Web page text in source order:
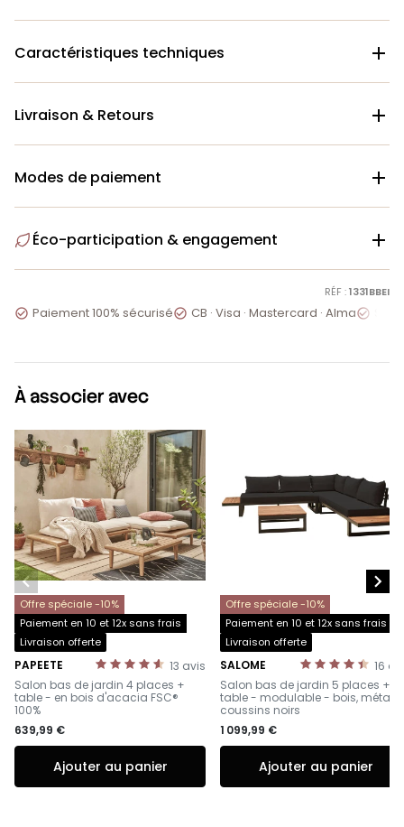
Caractéristiques techniques 
Livraison & Retours 
Modes de paiement 
Éco-participation & engagement 
RÉF :1331BBEI
 Paiement 100% sécurisé CB · Visa · Mastercard · Alma
À associer avec
Offre spéciale -10%
Paiement en 10 et 12x sans frais
Livraison offerte
13 avis
PAPEETE
-
Salon bas de jardin 4 places +
table - en bois d'acacia FSC®
100%
639,99 €
Ajouter au panier
Offre spéciale -10%
Paiement en 10 et 12x sans frais
Livraison offerte
16
SALOME
-
Salon bas de jardin 5 places +
table - modulable - bois, métal
coussins noirs
1 099,99 €
Ajouter au panier
 